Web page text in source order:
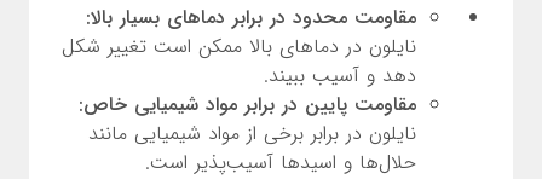
مقاومت محدود در برابر دماهای بسیار بالا:
نایلون در دماهای بالا ممکن است تغییر شکل
دهد و آسیب ببیند.
مقاومت پایین در برابر مواد شیمیایی خاص:
نایلون در برابر برخی از مواد شیمیایی مانند
حلال‌ها و اسیدها آسیب‌پذیر است.